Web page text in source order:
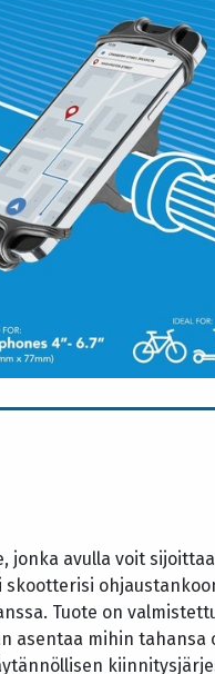
jonka avulla voit
Tuote on
asentaa mihin